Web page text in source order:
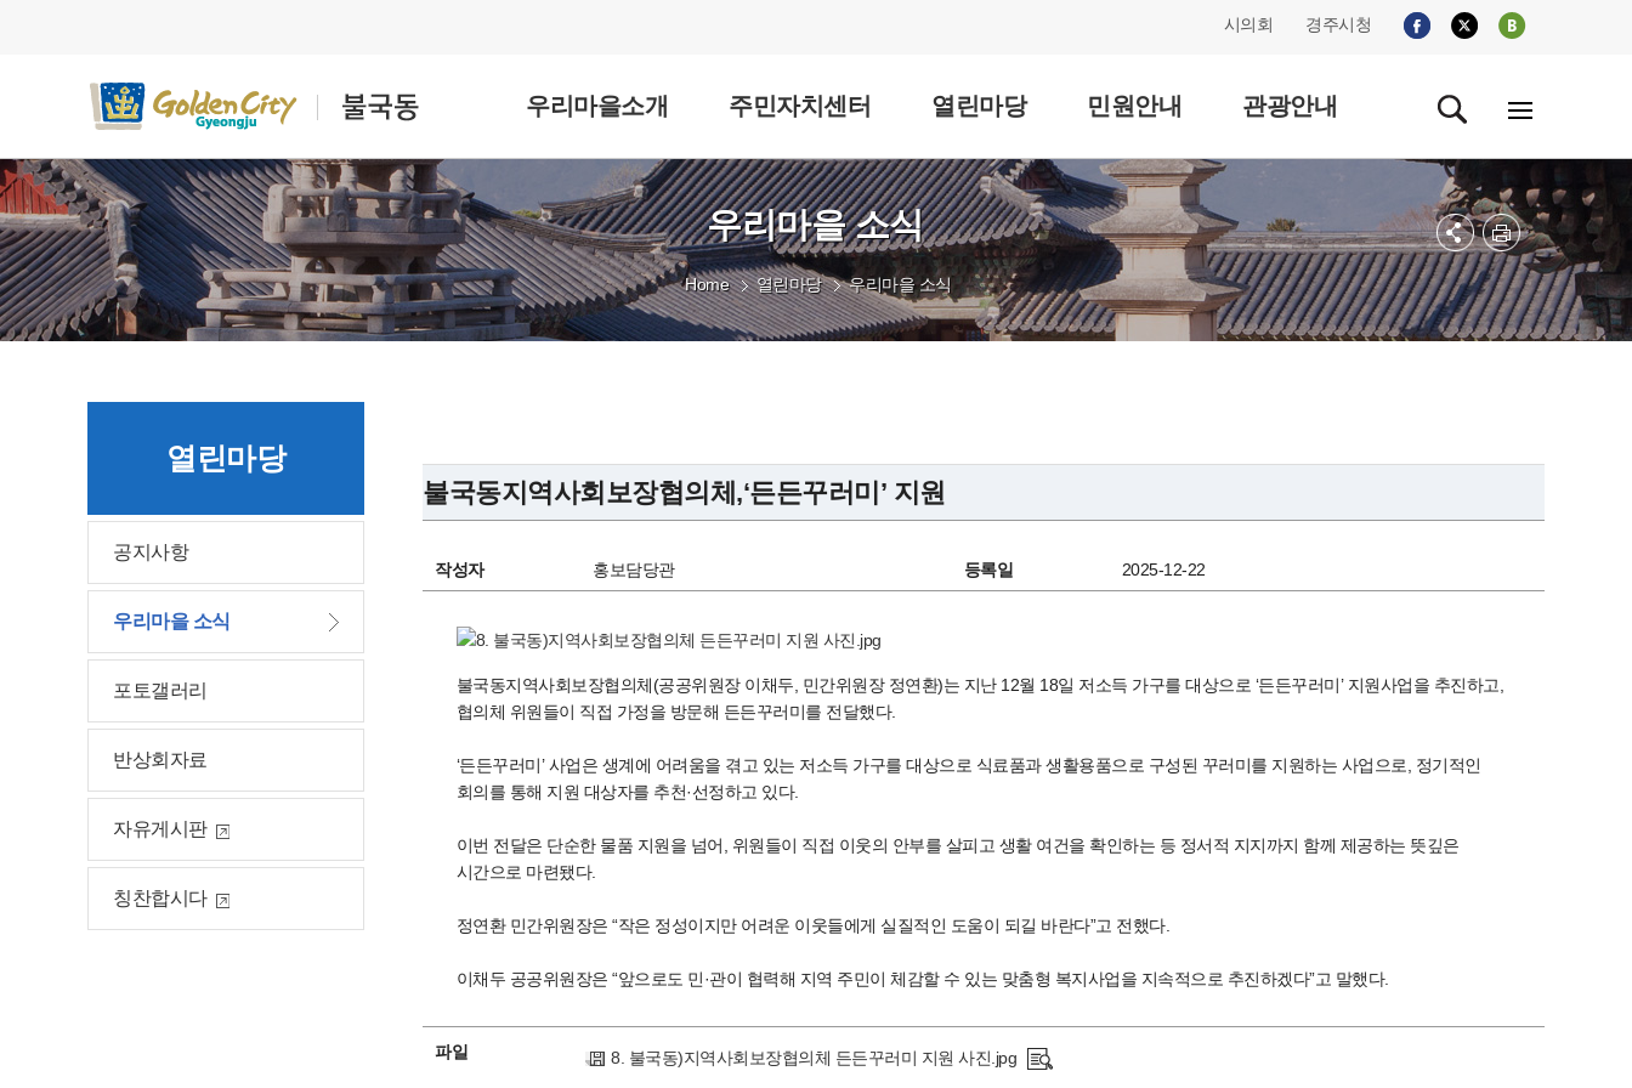
시의회 경주시청
우리마을소개 주민자치센터 열린마당 민원안내 관광안내
열린마당
공지사항
우리마을 소식
포토갤러리
반상회자료
자유게시판
칭찬합시다
우리마을 소식
Home 열린마당 우리마을 소식
불국동지역사회보장협의체,‘든든꾸러미’ 지원
작성자 홍보담당관 등록일 2025-12-22
불국동지역사회보장협의체(공공위원장 이채두, 민간위원장 정연환)는 지난 12월 18일 저소득 가구를 대상으로 ‘든든꾸러미’ 지원사업을 추진하고,
협의체 위원들이 직접 가정을 방문해 든든꾸러미를 전달했다.
‘든든꾸러미’ 사업은 생계에 어려움을 겪고 있는 저소득 가구를 대상으로 식료품과 생활용품으로 구성된 꾸러미를 지원하는 사업으로, 정기적인
회의를 통해 지원 대상자를 추천·선정하고 있다.
이번 전달은 단순한 물품 지원을 넘어, 위원들이 직접 이웃의 안부를 살피고 생활 여건을 확인하는 등 정서적 지지까지 함께 제공하는 뜻깊은
시간으로 마련됐다.
정연환 민간위원장은 “작은 정성이지만 어려운 이웃들에게 실질적인 도움이 되길 바란다”고 전했다.
이채두 공공위원장은 “앞으로도 민·관이 협력해 지역 주민이 체감할 수 있는 맞춤형 복지사업을 지속적으로 추진하겠다”고 말했다.
파일 8. 불국동)지역사회보장협의체 든든꾸러미 지원 사진.jpg